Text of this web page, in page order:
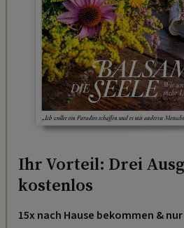
Ihr Vorteil: Drei
kostenlos
15x nach Hause bekommen &